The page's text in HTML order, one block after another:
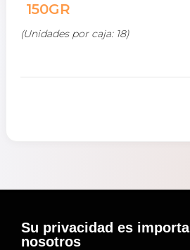
150GR
(Unidades por caja: 18)
Su privacidad es
nosotros